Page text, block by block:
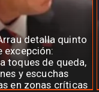
detalla quinto
excepción:
toques de queda,
y escuchas
en zonas críticas